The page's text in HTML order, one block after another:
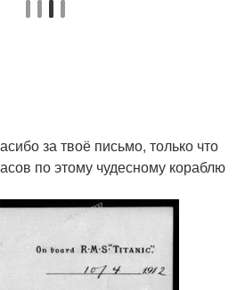
за твоё письмо, только что
по этому чудесному кораблю